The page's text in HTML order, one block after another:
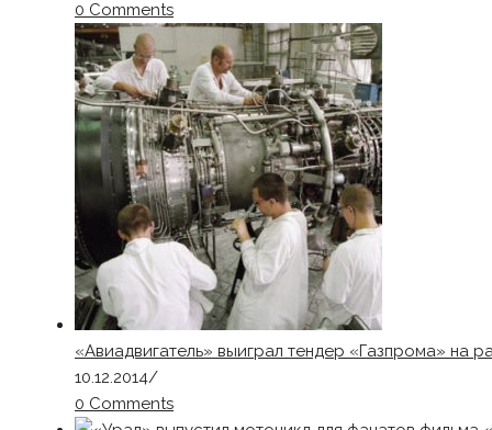
0 Comments
«Авиадвигатель» выиграл тендер «Газпрома» на
10.12.2014/
0 Comments